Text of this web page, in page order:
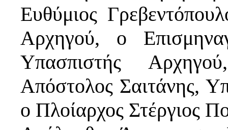
Ευθύμιος
Αρχηγού, ο
Υπασπιστής
Απόστολος Σαιτάνης,
ο Πλοίαρχος Στέργιος